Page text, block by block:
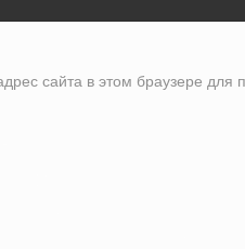
сайта в этом браузере